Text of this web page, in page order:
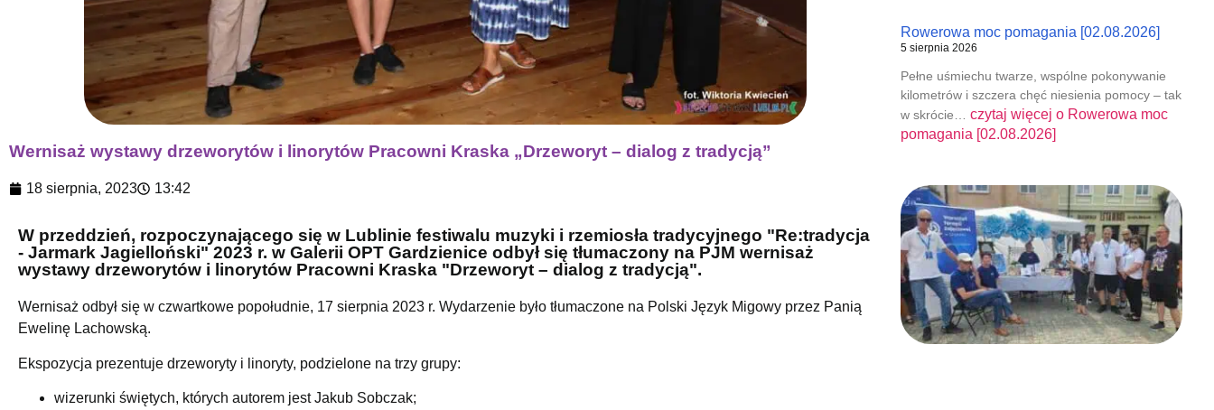
Wernisaż wystawy drzeworytów i linorytów Pracowni Kraska „Drzeworyt – dialog z tradycją”
18 sierpnia, 2023 13:42
W przeddzień, rozpoczynającego się w Lublinie festiwalu muzyki i rzemiosła tradycyjnego "Re:tradycja
- Jarmark Jagielloński" 2023 r. w Galerii OPT Gardzienice odbył się tłumaczony na PJM wernisaż
wystawy drzeworytów i linorytów Pracowni Kraska "Drzeworyt – dialog z tradycją".
Wernisaż odbył się w czwartkowe popołudnie, 17 sierpnia 2023 r. Wydarzenie było tłumaczone na Polski Język Migowy przez Panią
Ewelinę Lachowską.
Ekspozycja prezentuje drzeworyty i linoryty, podzielone na trzy grupy:
wizerunki świętych, których autorem jest Jakub Sobczak;
Rowerowa moc pomagania [02.08.2026]
5 sierpnia 2026
Pełne uśmiechu twarze, wspólne pokonywanie
kilometrów i szczera chęć niesienia pomocy – tak
w skrócie… czytaj więcej oRowerowa moc
pomagania [02.08.2026]